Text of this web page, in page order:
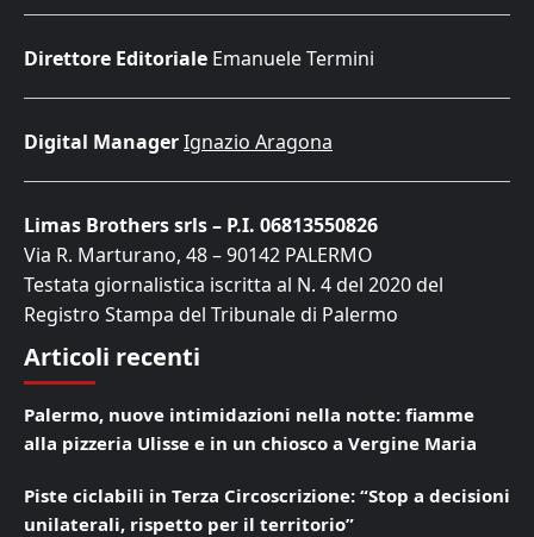
Direttore Editoriale Emanuele Termini
Digital ManagerIgnazio Aragona
Limas Brothers srls – P.I. 06813550826
Via R. Marturano, 48 – 90142 PALERMO
Testata giornalistica iscritta al N. 4 del 2020 del
Registro Stampa del Tribunale di Palermo
Articoli recenti
Palermo, nuove intimidazioni nella notte: fiamme
alla pizzeria Ulisse e in un chiosco a Vergine Maria
Piste ciclabili in Terza Circoscrizione: “Stop a decisioni
unilaterali, rispetto per il territorio”